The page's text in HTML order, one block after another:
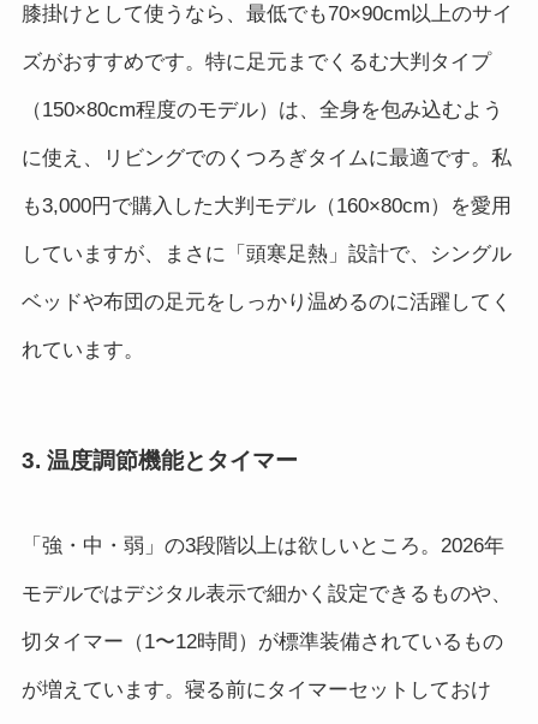
膝掛けとして使うなら、最低でも70×90cm以上のサイ
ズがおすすめです。特に足元までくるむ大判タイプ
（150×80cm程度のモデル）は、全身を包み込むよう
に使え、リビングでのくつろぎタイムに最適です。私
も3,000円で購入した大判モデル（160×80cm）を愛用
していますが、まさに「頭寒足熱」設計で、シングル
ベッドや布団の足元をしっかり温めるのに活躍してく
れています。
3. 温度調節機能とタイマー
「強・中・弱」の3段階以上は欲しいところ。2026年
モデルではデジタル表示で細かく設定できるものや、
切タイマー（1〜12時間）が標準装備されているもの
が増えています。寝る前にタイマーセットしておけ